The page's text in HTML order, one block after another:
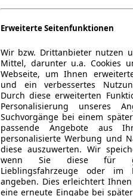
Erweiterte Seitenfunktionen
Wir bzw. Drittanbieter nutzen
Mittel, darunter u.a. Cookies
Webseite, um Ihnen
und ein verbessertes
Durch diese erweiterten
Personalisierung unseres
Suchvorgänge bei einem
passende Angebote aus
personalisierte Werbung und
diese auszuwerten. Wir
wenn Sie diese für
Lieblingsfahrzeuge oder im
angeben. Dies erleichtert
eine erneute Eingabe bei